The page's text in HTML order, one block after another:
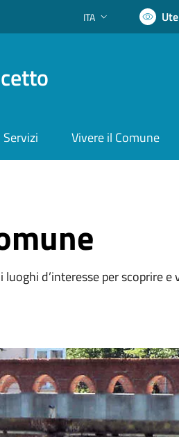
Lingua attiva:
ITA
Servizi Vivere il Comune
d’interesse per scoprire